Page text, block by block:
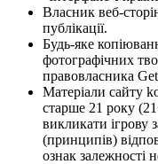
Власник веб-
публікації.
Будь-яке
фотографічних
правовласника
Матеріали сайту
старше 21 року
викликати ігрову
(принципів)
ознак залежності